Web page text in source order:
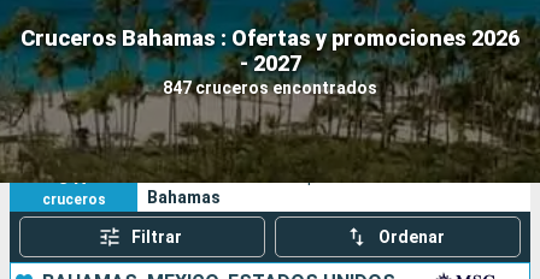
Cruceros Bahamas : Ofertas y promociones 2026
- 2027
847 cruceros encontrados
Nuestros destinos
Fecha de salida
Puertos Compañías
Buscar
847
cruceros
Sus criterios de búsqueda:
Bahamas
Filtrar Ordenar